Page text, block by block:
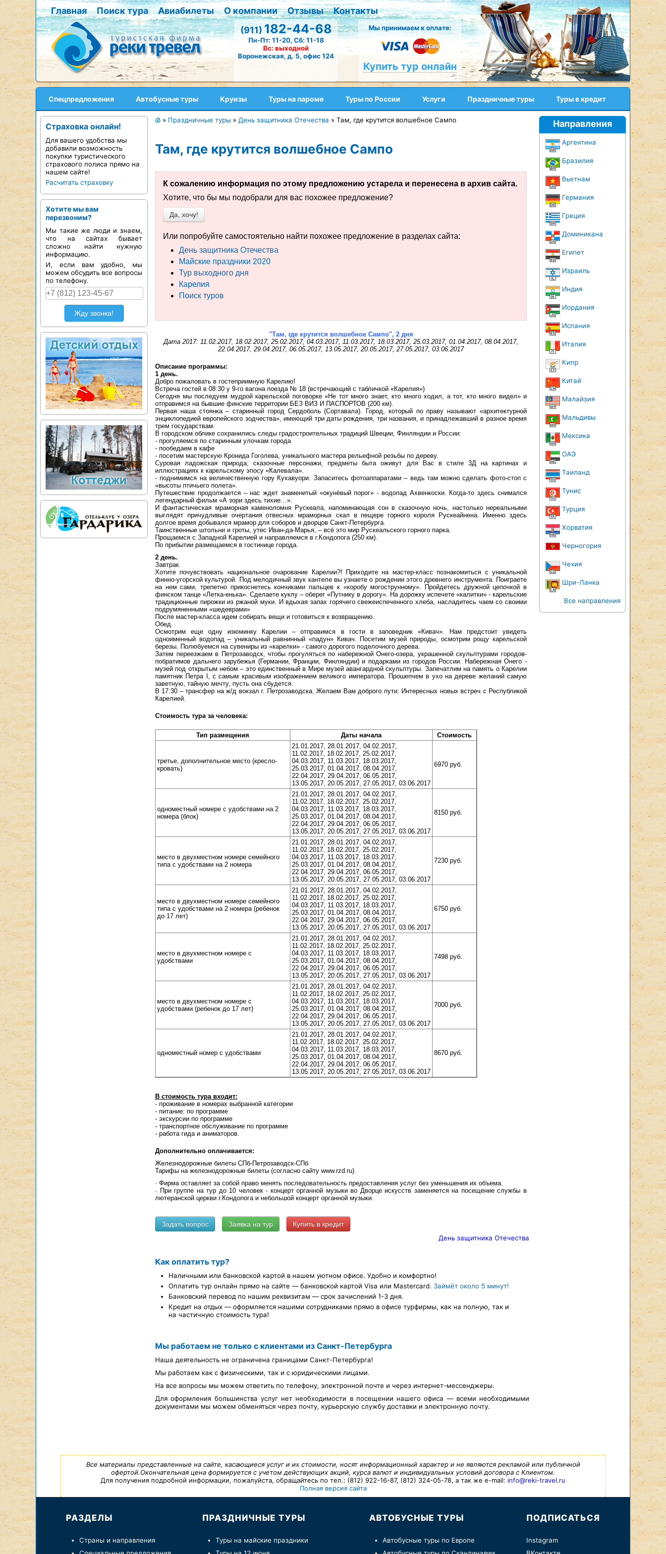
Главная Поиск тура Авиабилеты О компании Отзывы
Контакты
(911)182-44-68
Пн-Пт: 11-20, Сб: 11-18
Вс: выходной
Воронежская, д. 5, офис 124
Мы принимаем к оплате:
Купить тур онлайн
Спецпредложения Автобусные туры Круизы Туры на пароме Туры по России Услуги Праздничные туры Туры в кредит
Страховка онлайн!
Для вашего удобства мы
добавили возможность
покупки туристического
страхового полиса прямо на
нашем сайте!
Расчитать страховку
Хотите мы вам
перезвоним?
Мы такие же люди и знаем,
что на сайтах бывает
сложно найти нужную
информацию.
И, если вам удобно, мы
можем обсудить все вопросы
по телефону.
Жду звонка!
» Праздничные туры » День защитника Отечества » Там, где крутится волшебное Сампо
Там, где крутится волшебное Сампо
К сожалению информация по этому предложению устарела и перенесена в архив сайта.
Хотите, что бы мы подобрали для вас похожее предложение?
Да, хочу!
Или попробуйте самостоятельно найти похожее предложение в разделах сайта:
День защитника Отечества
Майские праздники 2020
Тур выходного дня
Карелия
Поиск туров
"Там, где крутится волшебное Сампо", 2 дня
Дата 2017: 11.02.2017, 18.02.2017, 25.02.2017, 04.03.2017, 11.03.2017, 18.03.2017, 25.03.2017, 01.04.2017, 08.04.2017,
22.04.2017, 29.04.2017, 06.05.2017, 13.05.2017, 20.05.2017, 27.05.2017, 03.06.2017
Описание программы:
1 день.
Добро пожаловать в гостеприимную Карелию!
Встреча гостей в 08:30 у 9-го вагона поезда № 18 (встречающий с табличкой «Карелия»)
Сегодня мы последуем мудрой карельской поговорке «Не тот много знает, кто много ходил, а тот, кто много видел» и
отправимся на бывшие финские территории БЕЗ ВИЗ И ПАСПОРТОВ (200 км).
Первая наша стоянка – старинный город Сердоболь (Сортавала). Город, который по праву называют «архитектурной
энциклопедией европейского зодчества», имеющий три даты рождения, три названия, и принадлежавший в разное время
трем государствам.
В городском облике сохранились следы градостроительных традиций Швеции, Финляндии и России:
- прогуляемся по старинным улочкам города
- пообедаем в кафе
- посетим мастерскую Кронида Гоголева, уникального мастера рельефной резьбы по дереву.
Суровая ладожская природа, сказочные персонажи, предметы быта оживут для Вас в стиле 3Д на картинах и
иллюстрациях к карельскому эпосу «Калевала».
- поднимимся на величественную гору Кухавуори. Запаситесь фотоаппаратами – ведь там можно сделать фото-стоп с
«высоты птичьего полета».
Путешествие продолжается – нас ждет знаменитый «окунёвый порог» - водопад Ахвенкоски. Когда-то здесь снимался
легендарный фильм «А зори здесь тихие…».
И фантастическая мраморная каменоломня Рускеала, напоминающая сон в сказочную ночь, настолько нереальными
выглядят причудливые очертания отвесных мраморных скал в пещере горного короля Рускеайнена. Именно здесь
долгое время добывался мрамор для соборов и дворцов Санкт-Петербурга.
Таинственные штольни и гроты, утес Иван-да-Марья, – всё это мир Рускеальского горного парка.
Прощаемся с Западной Карелией и направляемся в г.Кондопога (250 км).
По прибытии размещаемся в гостинице города.
2 день.
Завтрак.
Хотите почувствовать национальное очарование Карелии?! Приходите на мастер-класс познакомиться с уникальной
финно-угорской культурой. Под мелодичный звук кантеле вы узнаете о рождении этого древнего инструмента. Поиграете
на нем сами, трепетно прикоснетесь кончиками пальцев к «коробу могострунному». Пройдетесь дружной цепочкой в
финском танце «Летка-енька». Сделаете куклу – оберег «Путнику в дорогу». На дорожку испечете «калитки» - карельские
традиционные пирожки из ржаной муки. И вдыхая запах горячего свежеиспеченного хлеба, насладитесь чаем со своими
подрумяненными «шедеврами»
После мастер-класса идем собирать вещи и готовиться к возвращению.
Обед.
Осмотрим еще одну изюминку Карелии – отправимся в гости в заповедник «Кивач». Нам предстоит увидеть
одноименный водопад – уникальный равнинный «падун» Кивач. Посетим музей природы, осмотрим рощу карельской
березы. Полюбуемся на сувениры из «карелки» - самого дорогого поделочного дерева.
Затем переезжаем в Петрозаводск, чтобы прогуляться по набережной Онего-озера, украшенной скульптурами городов-
побратимов дальнего зарубежья (Германии, Франции, Финляндии) и подарками из городов России. Набережная Онего -
музей под открытым небом – это единственный в Мире музей авангардной скульптуры. Запечатлим на память о Карелии
памятник Петра I, с самым красивым изображением великого императора. Прошепчем в ухо на дереве желаний самую
заветную, тайную мечту, пусть она сбудется.
В 17:30 – трансфер на ж/д вокзал г. Петрозаводска. Желаем Вам доброго пути. Интересных новых встреч с Республикой
Карелией.
Стоимость тура за человека:
Тип размещения Даты начала Стоимость
третье, дополнительное место (кресло-
кровать)
21.01.2017, 28.01.2017, 04.02.2017,
11.02.2017, 18.02.2017, 25.02.2017,
04.03.2017, 11.03.2017, 18.03.2017,
25.03.2017, 01.04.2017, 08.04.2017,
22.04.2017, 29.04.2017, 06.05.2017,
13.05.2017, 20.05.2017, 27.05.2017, 03.06.2017
6970 руб.
одноместный номере с удобствами на 2
номера (блок)
21.01.2017, 28.01.2017, 04.02.2017,
11.02.2017, 18.02.2017, 25.02.2017,
04.03.2017, 11.03.2017, 18.03.2017,
25.03.2017, 01.04.2017, 08.04.2017,
22.04.2017, 29.04.2017, 06.05.2017,
13.05.2017, 20.05.2017, 27.05.2017, 03.06.2017
8150 руб.
место в двухместном номере семейного
типа с удобствами на 2 номера
21.01.2017, 28.01.2017, 04.02.2017,
11.02.2017, 18.02.2017, 25.02.2017,
04.03.2017, 11.03.2017, 18.03.2017,
25.03.2017, 01.04.2017, 08.04.2017,
22.04.2017, 29.04.2017, 06.05.2017,
13.05.2017, 20.05.2017, 27.05.2017, 03.06.2017
7230 руб.
место в двухместном номере семейного
типа с удобствами на 2 номера (ребенок
до 17 лет)
21.01.2017, 28.01.2017, 04.02.2017,
11.02.2017, 18.02.2017, 25.02.2017,
04.03.2017, 11.03.2017, 18.03.2017,
25.03.2017, 01.04.2017, 08.04.2017,
22.04.2017, 29.04.2017, 06.05.2017,
13.05.2017, 20.05.2017, 27.05.2017, 03.06.2017
6750 руб.
место в двухместном номере с
удобствами
21.01.2017, 28.01.2017, 04.02.2017,
11.02.2017, 18.02.2017, 25.02.2017,
04.03.2017, 11.03.2017, 18.03.2017,
25.03.2017, 01.04.2017, 08.04.2017,
22.04.2017, 29.04.2017, 06.05.2017,
13.05.2017, 20.05.2017, 27.05.2017, 03.06.2017
7498 руб.
место в двухместном номере с
удобствами (ребенок до 17 лет)
21.01.2017, 28.01.2017, 04.02.2017,
11.02.2017, 18.02.2017, 25.02.2017,
04.03.2017, 11.03.2017, 18.03.2017,
25.03.2017, 01.04.2017, 08.04.2017,
22.04.2017, 29.04.2017, 06.05.2017,
13.05.2017, 20.05.2017, 27.05.2017, 03.06.2017
7000 руб.
одноместный номер с удобствами
21.01.2017, 28.01.2017, 04.02.2017,
11.02.2017, 18.02.2017, 25.02.2017,
04.03.2017, 11.03.2017, 18.03.2017,
25.03.2017, 01.04.2017, 08.04.2017,
22.04.2017, 29.04.2017, 06.05.2017,
13.05.2017, 20.05.2017, 27.05.2017, 03.06.2017
8670 руб.
В стоимость тура входит:
- проживание в номерах выбранной категории
- питание: по программе
- экскурсии по программе
- транспортное обслуживание по программе
- работа гида и аниматоров.
Дополнительно оплачивается:
Железнодорожные билеты СПб-Петрозаводск-СПб
Тарифы на железнодорожные билеты (согласно сайту www.rzd.ru)
· Фирма оставляет за собой право менять последовательность предоставления услуг без уменьшения их объема.
· При группе на тур до 10 человек - концерт органной музыки во Дворце искусств заменяется на посещение службы в
лютеранской церкви г.Кондопога и небольшой концерт органной музыки.
Купить в кредит
День защитника Отечества
Как оплатить тур?
Наличными или банковской картой в нашем уютном офисе. Удобно и комфортно!
Оплатить тур онлайн прямо на сайте — банковской картой Visa или Mastercard. Займёт около 5 минут!
Банковский перевод по нашим реквизитам — срок зачислений 1-3 дня.
Кредит на отдых — оформляется нашими сотрудниками прямо в офисе турфирмы, как на полную, так и
на частичную стоимость тура!
Мы работаем не только с клиентами из Санкт-Петербурга
Наша деятельность не ограничена границами Санкт-Петербурга!
Мы работаем как с физическими, так и с юридическими лицами.
На все вопросы мы можем ответить по телефону, электронной почте и через интернет-мессенджеры.
Для оформления большинства услуг нет необходимости в посещении нашего офиса — всеми необходимыми
документами мы можем обменяться через почту, курьерскую службу доставки и электронную почту.
Направления
Аргентина
Бразилия
Вьетнам
Германия
Греция
Доминикана
Египет
Израиль
Индия
Иордания
Испания
Италия
Кипр
Китай
Малайзия
Мальдивы
Мексика
ОАЭ
Таиланд
Тунис
Турция
Хорватия
Черногория
Чехия
Шри-Ланка
Все направления
Все материалы представленные на сайте, касающиеся услуг и их стоимости, носят информационный характер и не являются рекламой или публичной
офертой.Окончательная цена формируется с учетом действующих акций, курса валют и индивидуальных условий договора с Клиентом.
Для получения подробной информации, пожалуйста, обращайтесь по тел.: (812) 922-16-87, (812) 324-05-78, а так же e-mail: info@reki-travel.ru
Полная версия сайта
РАЗДЕЛЫ
Страны и направления
ПРАЗДНИЧНЫЕ ТУРЫ
Туры на майские праздники
АВТОБУСНЫЕ ТУРЫ
Автобусные туры по Европе
ПОДПИСАТЬСЯ
Instagram